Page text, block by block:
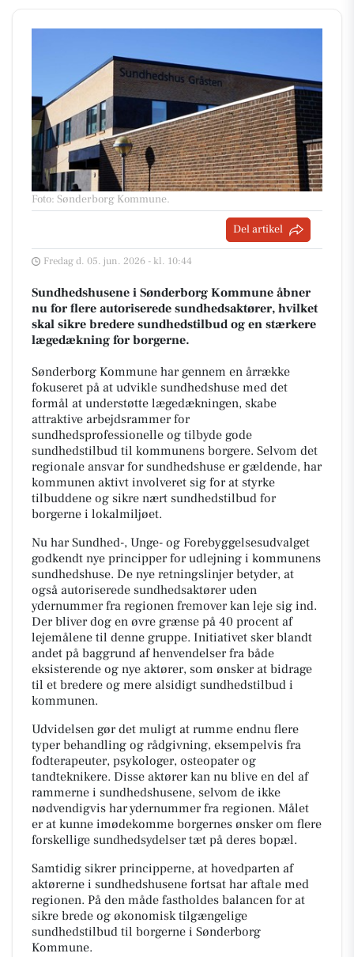
Foto: Sønderborg Kommune.
Del artikel
Fredag d. 05. jun. 2026 - kl. 10:44
Sundhedshusene i Sønderborg Kommune åbner
nu for flere autoriserede sundhedsaktører, hvilket
skal sikre bredere sundhedstilbud og en stærkere
lægedækning for borgerne.
Sønderborg Kommune har gennem en årrække
fokuseret på at udvikle sundhedshuse med det
formål at understøtte lægedækningen, skabe
attraktive arbejdsrammer for
sundhedsprofessionelle og tilbyde gode
sundhedstilbud til kommunens borgere. Selvom det
regionale ansvar for sundhedshuse er gældende, har
kommunen aktivt involveret sig for at styrke
tilbuddene og sikre nært sundhedstilbud for
borgerne i lokalmiljøet.
Nu har Sundhed-, Unge- og Forebyggelsesudvalget
godkendt nye principper for udlejning i kommunens
sundhedshuse. De nye retningslinjer betyder, at
også autoriserede sundhedsaktører uden
ydernummer fra regionen fremover kan leje sig ind.
Der bliver dog en øvre grænse på 40 procent af
lejemålene til denne gruppe. Initiativet sker blandt
andet på baggrund af henvendelser fra både
eksisterende og nye aktører, som ønsker at bidrage
til et bredere og mere alsidigt sundhedstilbud i
kommunen.
Udvidelsen gør det muligt at rumme endnu flere
typer behandling og rådgivning, eksempelvis fra
fodterapeuter, psykologer, osteopater og
tandteknikere. Disse aktører kan nu blive en del af
rammerne i sundhedshusene, selvom de ikke
nødvendigvis har ydernummer fra regionen. Målet
er at kunne imødekomme borgernes ønsker om flere
forskellige sundhedsydelser tæt på deres bopæl.
Samtidig sikrer principperne, at hovedparten af
aktørerne i sundhedshusene fortsat har aftale med
regionen. På den måde fastholdes balancen for at
sikre brede og økonomisk tilgængelige
sundhedstilbud til borgerne i Sønderborg
Kommune.